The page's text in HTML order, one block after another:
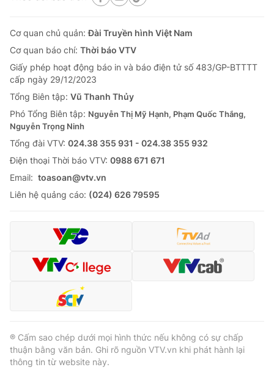
Cơ quan chủ quản:Đài Truyền hình Việt Nam
Cơ quan báo chí: Thời báo VTV
Giấy phép hoạt động báo in và báo điện tử số 483/GP-BTTTT
cấp ngày 29/12/2023
Tổng Biên tập: Vũ Thanh Thủy
Phó Tổng Biên tập: Nguyễn Thị Mỹ Hạnh, Phạm Quốc Thắng,
Nguyễn Trọng Ninh
Tổng đài VTV: 024.38 355 931 - 024.38 355 932
Ðiện thoại Thời báo VTV: 0988 671 671
Email: toasoan@vtv.vn
Liên hệ quảng cáo: (024) 626 79595
® Cấm sao chép dưới mọi hình thức nếu không có sự chấp
thuận bằng văn bản. Ghi rõ nguồn VTV.vn khi phát hành lại
thông tin từ website này.